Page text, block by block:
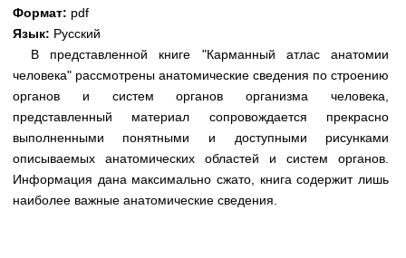
Аккредитационные тесты
Методические рекомендации
Научно-популярное
Статьи
Медицинская стандартизация
Формат: pdf
Язык: Русский
В представленной книге "Карманный атлас анатомии
человека" рассмотрены анатомические сведения по строению
органов и систем органов организма человека,
представленный материал сопровождается прекрасно
выполненными понятными и доступными рисунками
описываемых анатомических областей и систем органов.
Информация дана максимально сжато, книга содержит лишь
наиболее важные анатомические сведения.